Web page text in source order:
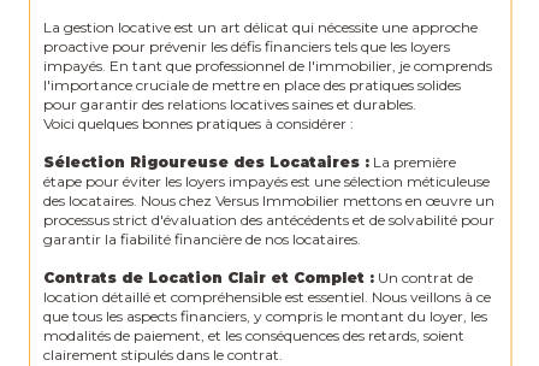
La gestion locative est un art délicat qui nécessite une approche
proactive pour prévenir les défis financiers tels que les loyers
impayés. En tant que professionnel de l'immobilier, je comprends
l'importance cruciale de mettre en place des pratiques solides
pour garantir des relations locatives saines et durables.
Voici quelques bonnes pratiques à considérer :
Sélection Rigoureuse des Locataires : La première
étape pour éviter les loyers impayés est une sélection méticuleuse
des locataires. Nous chez Versus Immobilier mettons en œuvre un
processus strict d'évaluation des antécédents et de solvabilité pour
garantir la fiabilité financière de nos locataires.
Contrats de Location Clair et Complet : Un contrat de
location détaillé et compréhensible est essentiel. Nous veillons à ce
que tous les aspects financiers, y compris le montant du loyer, les
modalités de paiement, et les conséquences des retards, soient
clairement stipulés dans le contrat.